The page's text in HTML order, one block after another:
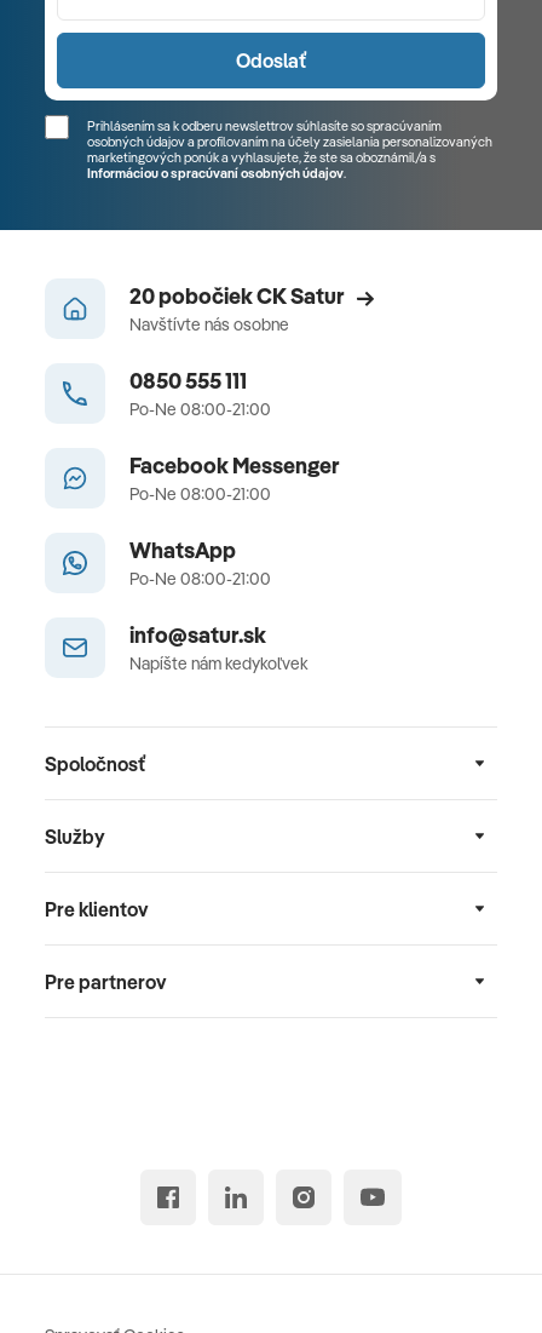
Odoslať
Prihlásením sa k odberu newslettrov súhlasíte so spracúvaním
osobných údajov a profilovaním na účely zasielania personalizovaných
marketingových ponúk a vyhlasujete, že ste saoboznámil/as
Informáciou o spracúvaní osobných údajov.
20 pobočiek CK Satur
Navštívte nás osobne
0850 555 111
Po-Ne 08:00-21:00
Facebook Messenger
Po-Ne 08:00-21:00
WhatsApp
Po-Ne 08:00-21:00
info@satur.sk
Napíšte nám kedykoľvek
Spoločnosť
Služby
Pre klientov
Pre partnerov